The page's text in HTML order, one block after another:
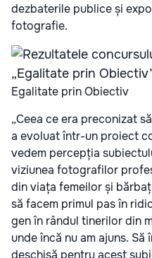
dezbaterile publice și
fotografie.
Egalitate prin Obiectiv
„Ceea ce era preconizat
a evoluat într-un proiect
vedem percepția
viziunea fotografilor
din viața femeilor și
să facem primul pas în
gen în rândul tinerilor din
unde încă nu am ajuns.
deschisă pentru acest